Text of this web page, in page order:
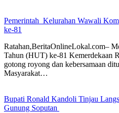
Pemerintah Kelurahan Wawali
ke-81
Ratahan,BeritaOnlineLokal.com–
Tahun (HUT) ke-81 Kemerdekaan
gotong royong dan kebersamaan
Masyarakat…
Bupati Ronald Kandoli Tinjau
Gunung Soputan